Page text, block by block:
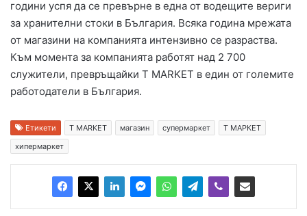
години успя да се превърне в една от водещите вериги
за хранителни стоки в България. Всяка година мрежата
от магазини на компанията интензивно се разраства.
Към момента за компанията работят над 2 700
служители, превръщайки T MARKET в един от големите
работодатели в България.
Етикети T MARKET магазин супермаркет
Т МАРКЕТ
хипермаркет